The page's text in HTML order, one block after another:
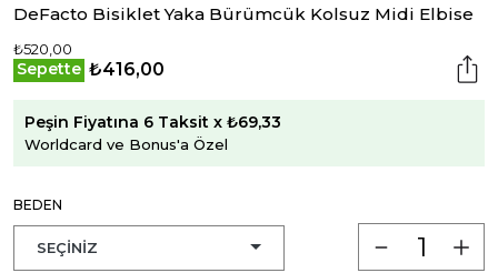
DeFacto Bisiklet Yaka Bürümcük Kolsuz Midi Elbise
₺520,00
Sepette ₺416,00
Peşin Fiyatına 6 Taksit x ₺69,33
Worldcard ve Bonus'a Özel
BEDEN